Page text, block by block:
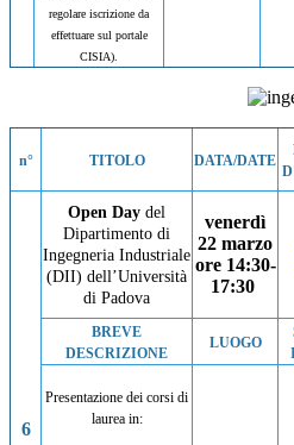
regolare iscrizione da
effettuare sul portale
CISIA).
n° TITOLO DATA/DATE
6
Open Day del
Dipartimento di
Ingegneria Industriale
(DII) dell’Università
di Padova
venerdì
22 marzo
ore 14:30-
17:30
BREVE
DESCRIZIONE
LUOGO
Presentazione dei corsi di
laurea in: